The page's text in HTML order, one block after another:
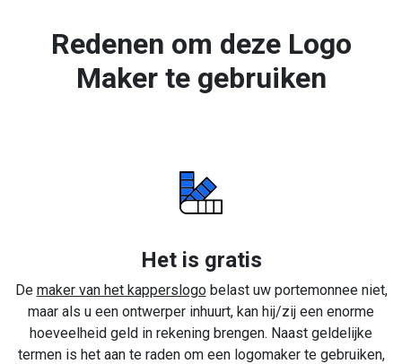
Redenen om deze Logo
Maker te gebruiken
Het is gratis
De maker van het kapperslogobelast uw portemonnee niet,
maar als u een ontwerper inhuurt, kan hij/zij een enorme
hoeveelheid geld in rekening brengen. Naast geldelijke
termen is het aan te raden om een logomaker te gebruiken,